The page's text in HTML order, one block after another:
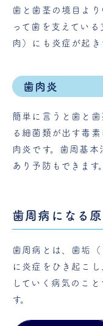
歯と歯茎の境目よ
って歯を支えてい
肉）にも炎症が起き
歯肉炎
簡単に言うと歯と
る細菌類が出す毒
肉炎です。歯周基
あり予防もできます。
歯周病になる
歯周病とは、歯垢
に炎症をひき起こ
していく病気のこ
す。